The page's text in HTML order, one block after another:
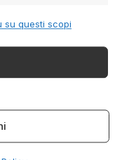
su questi scopi